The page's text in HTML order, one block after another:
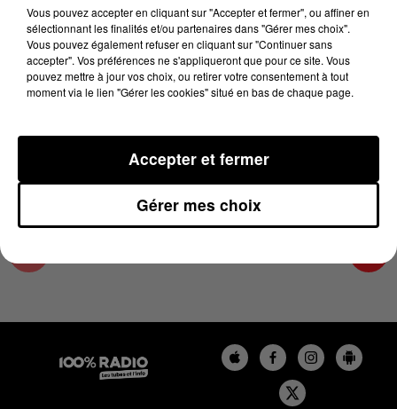
29 décembre 2023 - 2 min 22 sec
LES INFOS DE L'HÉRAULT DU 29/12/2023 À
10H00
Podcasts infos de l'Hérault
Vous pouvez accepter en cliquant sur "Accepter et fermer", ou affiner en
sélectionnant les finalités et/ou partenaires dans "Gérer mes choix".
Vous pouvez également refuser en cliquant sur "Continuer sans
accepter". Vos préférences ne s'appliqueront que pour ce site. Vous
pouvez mettre à jour vos choix, ou retirer votre consentement à tout
moment via le lien "Gérer les cookies" situé en bas de chaque page.
Gérer mes choix
Accepter et fermer